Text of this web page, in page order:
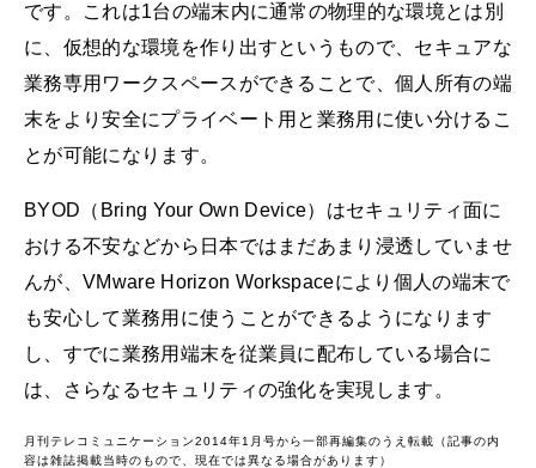
です。これは1台の端末内に通常の物理的な環境とは別
に、仮想的な環境を作り出すというもので、セキュアな
業務専用ワークスペースができることで、個人所有の端
末をより安全にプライベート用と業務用に使い分けるこ
とが可能になります。
BYOD（Bring Your Own Device）はセキュリティ面に
おける不安などから日本ではまだあまり浸透していませ
んが、VMware Horizon Workspaceにより個人の端末で
も安心して業務用に使うことができるようになります
し、すでに業務用端末を従業員に配布している場合に
は、さらなるセキュリティの強化を実現します。
月刊テレコミュニケーション2014年1月号から一部再編集のうえ転載（記事の内
容は雑誌掲載当時のもので、現在では異なる場合があります）